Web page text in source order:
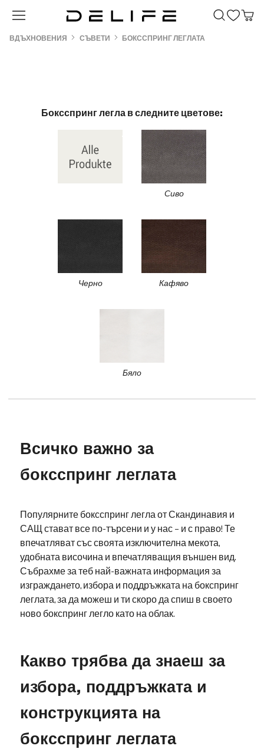
Преминете към основното съдържание
ВДЪХНОВЕНИЯ СЪВЕТИ БОКССПРИНГ ЛЕГЛАТА
Боксспринг легла в следните цветове:
Сиво
Черно Кафяво
Бяло
Всичко важно за
боксспринг леглата
Популярните боксспринг легла от Скандинавия и
САЩ стават все по-търсени и у нас – и с право! Те
впечатляват със своята изключителна мекота,
удобната височина и впечатляващия външен вид.
Събрахме за теб най-важната информация за
изграждането, избора и поддръжката на бокспринг
леглата, за да можеш и ти скоро да спиш в своето
ново бокспринг легло като на облак.
Какво трябва да знаеш за
избора, поддръжката и
конструкцията на
боксспринг леглата